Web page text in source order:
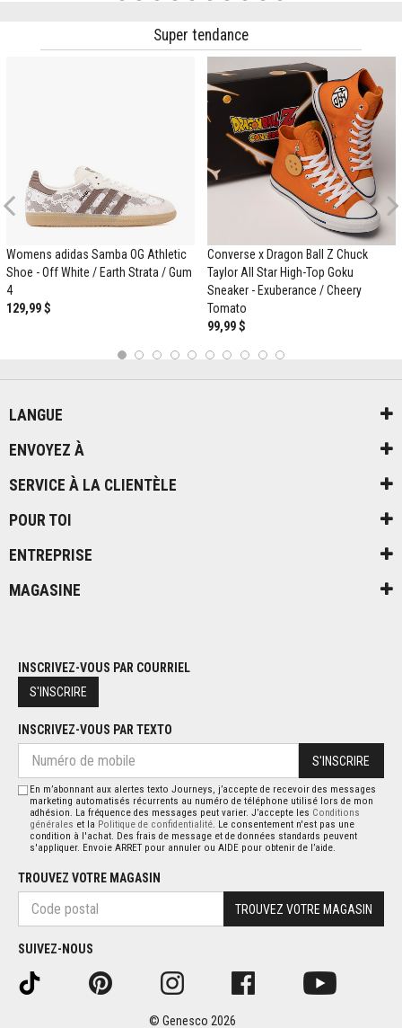
Super tendance
Previous
Womens adidas Samba OG Athletic
Shoe - Off White / Earth Strata / Gum
4
129,99 $
Converse x Dragon Ball Z Chuck
Taylor All Star High-Top Goku
Sneaker - Exuberance / Cheery
Tomato
99,99 $
LANGUE
ENVOYEZ À
SERVICE À LA CLIENTÈLE
POUR TOI
ENTREPRISE
MAGASINE
INSCRIVEZ-VOUS PAR COURRIEL
S'INSCRIRE
INSCRIVEZ-VOUS PAR TEXTO
S'INSCRIRE
En m’abonnant aux alertes texto Journeys, j’accepte de recevoir des messages
marketing automatisés récurrents au numéro de téléphone utilisé lors de mon
adhésion. La fréquence des messages peut varier. J’accepte les Conditions
générales et la Politique de confidentialité. Le consentement n'est pas une
condition à l'achat. Des frais de message et de données standards peuvent
s'appliquer. Envoie ARRET pour annuler ou AIDE pour obtenir de l’aide.
TROUVEZ VOTRE MAGASIN
TROUVEZ VOTRE MAGASIN
SUIVEZ-NOUS
© Genesco 2026